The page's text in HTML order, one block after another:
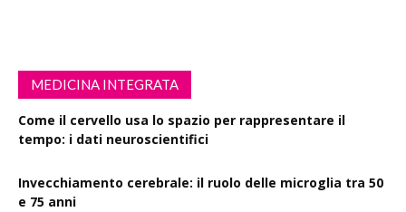
MEDICINA INTEGRATA
Come il cervello usa lo spazio per rappresentare il
tempo: i dati neuroscientifici
Invecchiamento cerebrale: il ruolo delle microglia tra 50
e 75 anni